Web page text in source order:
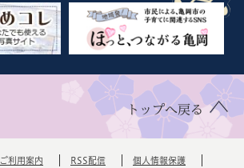
トップへ戻る
ご利用案内 RSS配信 個人情報保護